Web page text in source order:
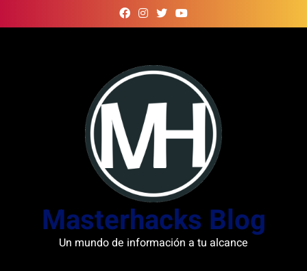
to
Masterhacks Blog
Un mundo de información a tu alcance